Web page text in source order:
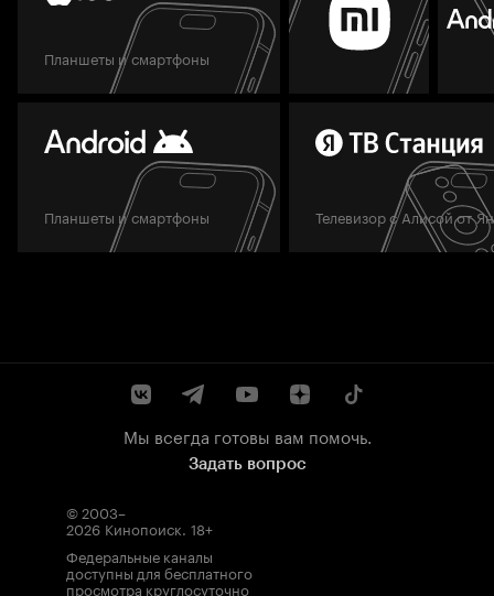
Планшеты и смартфоны
Планшеты и смартфоны Телевизор с Алисой от
Мы всегда готовы вам помочь.
Задать вопрос
© 2003–
2026 Кинопоиск. 18+
Федеральные каналы
доступны для бесплатного
просмотра круглосуточно